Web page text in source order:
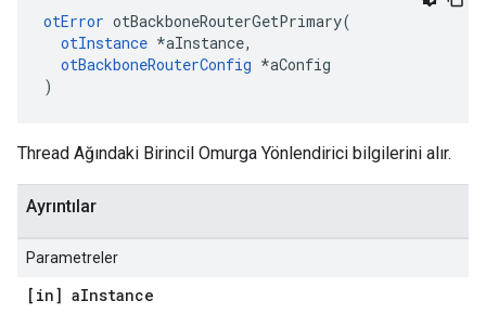
otError otBackboneRouterGetPrimary(
otInstance *aInstance,
otBackboneRouterConfig *aConfig
)
Thread Ağındaki Birincil Omurga Yönlendirici bilgilerini alır.
Ayrıntılar
Parametreler
[in] aInstance